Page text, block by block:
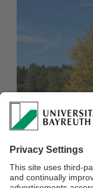
Feld-Ahorn im